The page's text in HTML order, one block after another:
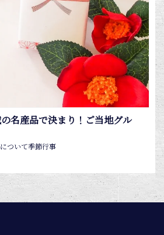
名産品で決まり！ご当地グル
ついて季節行事